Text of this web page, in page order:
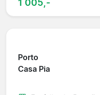
Porto
Casa Pia